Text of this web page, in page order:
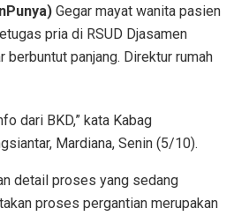
Gegar mayat wanita pasien
pria di RSUD Djasamen
berbuntut panjang. Direktur rumah
dari BKD,” kata Kabag
Mardiana, Senin (5/10).
detail proses yang sedang
proses pergantian merupakan